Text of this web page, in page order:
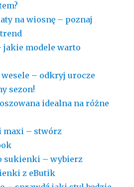
na wiosnę – poznaj
jakie modele warto
– odkryj urocze
sezon!
idealna na różne
maxi – stwórz
sukienki – wybierz
z eButik